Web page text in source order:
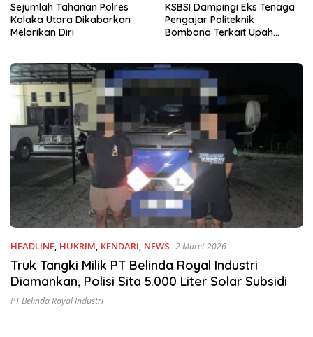
Sejumlah Tahanan Polres
Kolaka Utara Dikabarkan
Melarikan Diri
KSBSI Dampingi Eks Tenaga
Pengajar Politeknik
Bombana Terkait Upah
HEADLINE, HUKRIM, KENDARI, NEWS 2 Maret 2026
Truk Tangki Milik PT Belinda Royal Industri
Diamankan, Polisi Sita 5.000 Liter Solar Subsidi
PT Belinda Royal Industri